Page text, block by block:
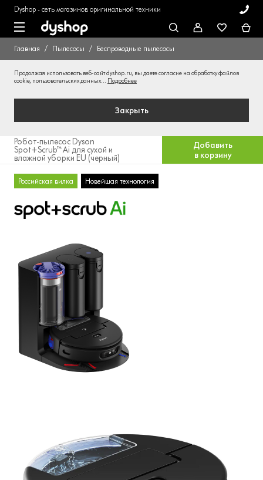
Dyshop - сеть магазинов оригинальной техники
Главная Пылесосы Беспроводные пылесосы
Продолжая использовать веб-сайт dyshop.ru, вы даете согласие на обработку файлов
cookie, пользовательских данных... Подробнее
Закрыть
Робот-пылесос Dyson
Spot+Scrub™ Ai для сухой и
влажной уборки EU (черный)
Добавить
в корзину
Российская вилка Новейшая технология